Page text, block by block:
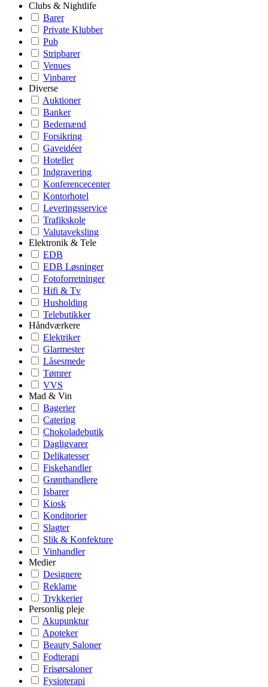
Clubs & Nightlife
Barer
Private Klubber
Pub
Stripbarer
Venues
Vinbarer
Diverse
Auktioner
Banker
Bedemænd
Forsikring
Gaveidéer
Hoteller
Indgravering
Konferencecenter
Kontorhotel
Leveringsservice
Trafikskole
Valutaveksling
Elektronik & Tele
EDB
EDB Løsninger
Fotoforretninger
Hifi & Tv
Husholding
Telebutikker
Håndværkere
Elektriker
Glarmester
Låsesmede
Tømrer
VVS
Mad & Vin
Bagerier
Catering
Chokoladebutik
Dagligvarer
Delikatesser
Fiskehandler
Grønthandlere
Isbarer
Kiosk
Konditorier
Slagter
Slik & Konfekture
Vinhandler
Medier
Designere
Reklame
Trykkerier
Personlig pleje
Akupunktur
Apoteker
Beauty Saloner
Fodterapi
Frisørsaloner
Fysioterapi